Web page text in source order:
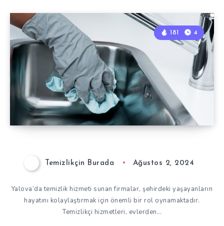
181 4
Temizlikçin Burada Ağustos 2, 2024
Yalova’da temizlik hizmeti sunan firmalar, şehirdeki yaşayanların
hayatını kolaylaştırmak için önemli bir rol oynamaktadır.
Temizlikçi hizmetleri, evlerden…